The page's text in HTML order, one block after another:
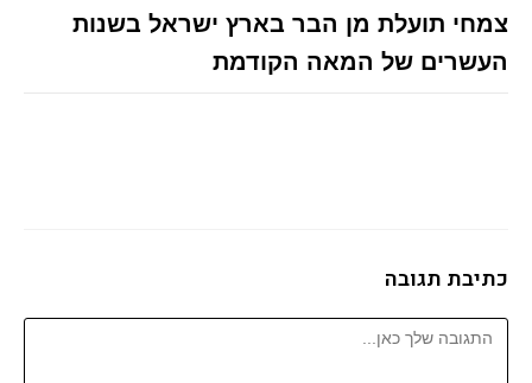
צמחי תועלת מן הבר בארץ ישראל בשנות
העשרים של המאה הקודמת
כתיבת תגובה